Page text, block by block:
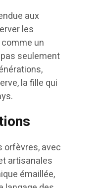
aux
les
un
seulement
la fille qui
orfèvres, avec
artisanales
émaillée,